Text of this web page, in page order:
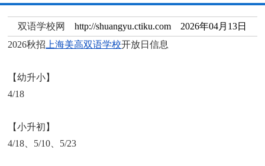
双语学校网
http://shuangyu.ctiku.com 2026年04月13日
2026秋招 上海美高双语学校开放日信息
【幼升小】
4/18
【小升初】
4/18、5/10、5/23